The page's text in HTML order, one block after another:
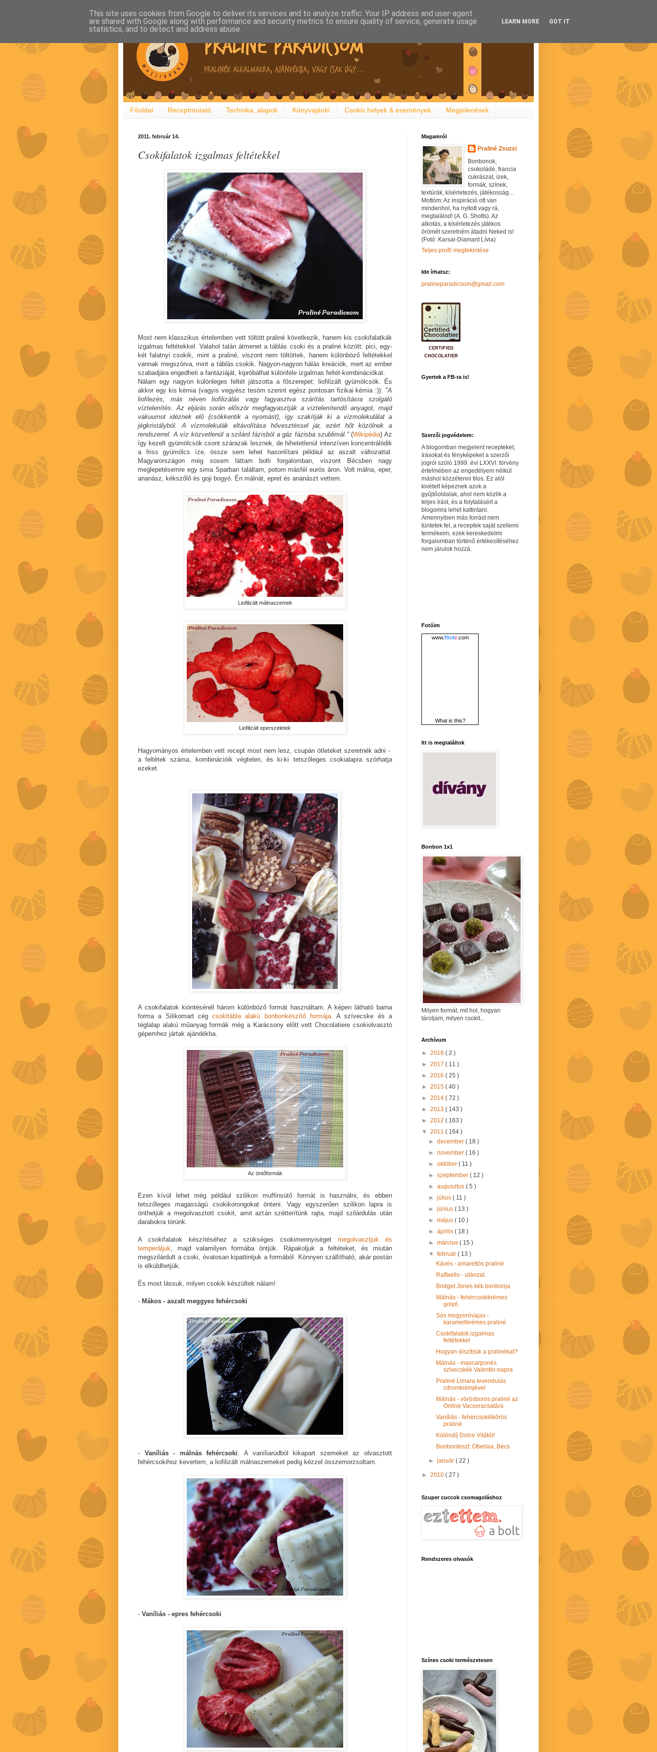
Főoldal Receptmutató Technika, alapok Könyvajánló Csokis helyek & események Megjelenések
2011. február 14.
Csokifalatok izgalmas feltétekkel
Most nem klasszikus értelemben vett töltött praliné következik, hanem kis csokifalatkák
izgalmas feltétekkel. Valahol talán átmenet a táblás csoki és a praliné között: pici, egy-
két falatnyi csokik, mint a praliné, viszont nem töltöttek, hanem különböző feltétekkel
vannak megszórva, mint a táblás csokik. Nagyon-nagyon hálás kreációk, mert az ember
szabadjára engedheti a fantáziáját, kipróbálhat különféle izgalmas feltét-kombinációkat.
Nálam egy nagyon különleges feltét játszotta a főszerepet: liofilizált gyümölcsök. És
akkor egy kis kémia (vagyis vegyész tesóm szerint egész pontosan fizikai kémia :)): "A
liofilezés, más néven liofilizálás vagy fagyasztva szárítás tartósításra szolgáló
víztelenítés. Az eljárás során először megfagyasztják a víztelenítendő anyagot, majd
vákuumot idéznek elő (csökkentik a nyomást), így szakítják ki a vízmolekulálat a
jégkristályból. A vízmolekulák eltávolítása hővesztéssel jár, ezért hőt közölnek a
rendszerrel. A víz közvetlenül a szilárd fázisból a gáz fázisba szublimál."(Wikipédia) Az
így kezelt gyümölcsök csont szárazak lesznek, de hihetetlenül intenzíven koncentrálódik
a friss gyümölcs íze, össze sem lehet hasonlítani például az aszalt változattal.
Magyarországon még sosem láttam bolti forgalomban, viszont Bécsben nagy
meglepetésemre egy sima Sparban találtam, potom másfél eurós áron. Volt málna, eper,
ananász, kékszőlő és goji bogyó. Én málnát, epret és ananászt vettem.
Liofilizált málnaszemek
Liofilizált eperszeletek
Hagyományos értelemben vett recept most nem lesz, csupán ötleteket szeretnék adni -
a feltétek száma, kombinációik végtelen, és ki-ki tetszőleges csokialapra szórhatja
ezeket.
A csokifalatok kiöntésénél három különböző formát használtam. A képen látható barna
forma a Silikomart cégcsokitábla alakú bonbonkészítő formája. A szívecske és a
téglalap alakú műanyag formák még a Karácsony előtt vett Chocolatiere csokiolvasztó
gépemhez jártak ajándékba.
Az öntőformák
Ezen kívül lehet még például szilikon muffinsütő formát is használni, és ebben
tetszőleges magasságú csokikorongokat önteni. Vagy egyszerűen szilikon lapra is
önthetjük a megolvasztott csokit, amit aztán szétterítünk rajta, majd szilárdulás után
darabokra törünk.
A csokifalatok készítéséhez a szükséges csokimennyiséget megolvasztjuk és
temperáljuk, majd valamilyen formába öntjük. Rápakoljuk a feltéteket, és miután
megszilárdult a csoki, óvatosan kipattintjuk a formából. Könnyen szállítható, akár postán
is elküldhetjük.
És most lássuk, milyen csokik készültek nálam!
- Mákos - aszalt meggyes fehércsoki
- Vaníliás - málnás fehércsoki. A vaníliarúdból kikapart szemeket az olvasztott
fehércsokihoz kevertem, a liofilizált málnaszemeket pedig kézzel összemorzsoltam.
- Vaníliás - epres fehércsoki
Magamról
Praliné Zsuzsi
Bonbonok,
csokoládé, francia
cukrászat, ízek,
formák, színek,
textúrák, kísérletezés, játékosság...
Mottóm: Az inspiráció ott van
mindenhol, ha nyitott vagy rá,
megtalálod! (A. G. Shotts). Az
alkotás, a kísérletezés játékos
örömét szeretném átadni Neked is!
(Fotó: Karsai-Diamant Lívia)
Teljes profil megtekintése
Ide írhatsz:
pralineparadicsom@gmail.com
CERTIFIED
CHOCOLATIER
Gyertek a FB-ra is!
Szerzői jogvédelem:
A blogomban megjelent recepteket,
írásokat és fényképeket a szerzői
jogról szóló 1999. évi LXXVI. törvény
értelmében az engedélyem nélkül
máshol közzétenni tilos. Ez alól
kivételt képeznek azok a
gyűjtőoldalak, ahol nem közlik a
teljes írást, és a folytatásért a
blogomra lehet kattintani.
Amennyiben más forrást nem
tüntetek fel, a receptek saját szellemi
termékeim, ezek kereskedelmi
forgalomban történő értékesítéséhez
nem járulok hozzá.
Fotóim
www.flickr.com
What is this?
Itt is megtaláltok
Bonbon 1x1
Milyen formát, mit hol, hogyan
tároljam, milyen csokit...
Archívum
► 2018 ( 2 )
► 2017 ( 11 )
► 2016 ( 25 )
► 2015 ( 40 )
► 2014 ( 72 )
► 2013 ( 143 )
► 2012 ( 163 )
▼ 2011 ( 164 )
►december( 18 )
►november( 16 )
►október( 11 )
►szeptember( 12 )
►augusztus( 5 )
►július( 11 )
►június( 13 )
►május( 10 )
►április( 18 )
►március( 15 )
▼február( 13 )
Kávés - amarettós praliné
Raffaello - utánzat
Bridget Jones kék bonbonja
Málnás - fehércsokikrémes
golyó
Sós mogyoróvajas -
karamellkrémes praliné
Csokifalatok izgalmas
feltétekkel
Hogyan díszítsük a pralinékat?
Málnás - mascarponés
szívecskék Valentin-napra
Praliné Limara levendulás
citromkrémjével
Málnás - vörösboros praliné az
Online Vacsoracsatára
Vaníliás - fehércsokilikőrös
praliné
Különdíj Dolce Vitától!
Bonbonteszt: Oberlaa, Bécs
►január( 22 )
► 2010 ( 27 )
Szuper cuccok csomagoláshoz
Rendszeres olvasók
Színes csoki természetesen
This site uses cookies from Google to deliver its services and to analyze traffic. Your IP address and user-agent
are shared with Google along with performance and security metrics to ensure quality of service, generate usage
statistics, and to detect and address abuse.
LEARN MORE GOT IT